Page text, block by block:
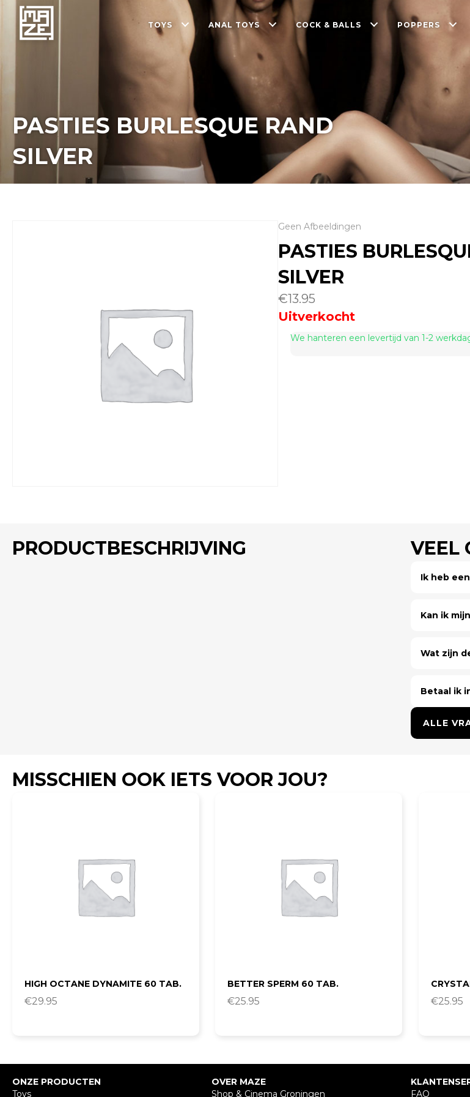
TOYS ANAL TOYS COCK & BALLS POPPERS
PASTIES BURLESQUE RAND
SILVER
Geen Afbeeldingen
PASTIES
SILVER
€13.95
Uitverkocht
We hanteren een levertijd van 1-2
PRODUCTBESCHRIJVING VEEL
Ik heb
Kan ik
Wat zijn
Betaal ik
ALLE
MISSCHIEN OOK IETS VOOR JOU?
HIGH OCTANE DYNAMITE 60 TAB.
€29.95
BETTER SPERM 60 TAB.
€25.95 €25.95
ONZE PRODUCTEN
Toys
OVER MAZE
Shop & Cinema Groningen
FAQ